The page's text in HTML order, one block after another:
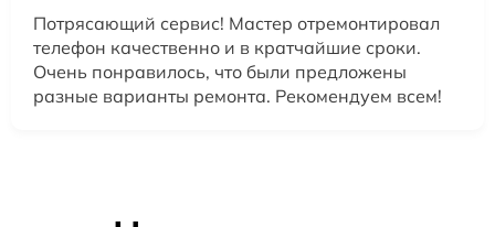
Потрясающий сервис! Мастер отремонтировал
телефон качественно и в кратчайшие сроки.
Очень понравилось, что были предложены
разные варианты ремонта. Рекомендуем всем!